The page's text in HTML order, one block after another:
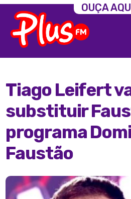
Tiago Leifert
substituir
programa
Faustão
OUÇA